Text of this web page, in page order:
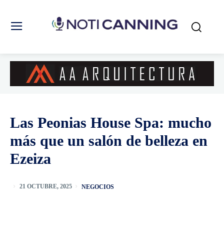
Las Peonias House Spa: mucho
más que un salón de belleza en
Ezeiza
21 OCTUBRE, 2025 NEGOCIOS